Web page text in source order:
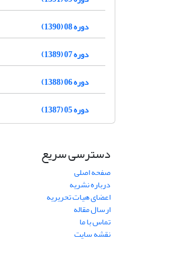
دوره 08 (1390)
دوره 07 (1389)
دوره 06 (1388)
دوره 05 (1387)
دسترسی سریع
صفحه اصلی
درباره نشریه
اعضای هیات تحریریه
ارسال مقاله
تماس با ما
نقشه سایت